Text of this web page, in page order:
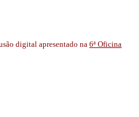
digital apresentado na6ª Oficina